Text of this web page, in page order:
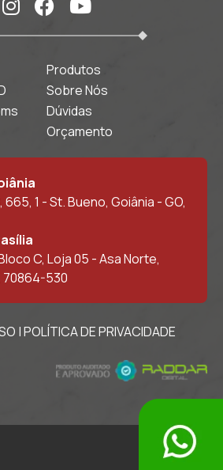
Produtos
Sobre Nós
Dúvidas
Orçamento
665, 1 - St. Bueno, Goiânia - GO,
C, Loja 05 - Asa Norte,
70864-530
|POLÍTICA DE PRIVACIDADE